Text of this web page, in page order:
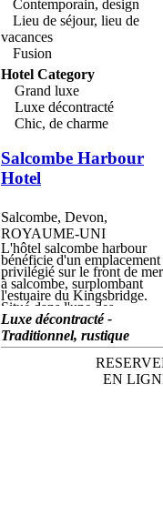
deux rosettes aa, sert de
délicieux menus composés de
plats anglais et européens
modernes, préparés à partir
des meilleurs produits de
saison de la région - bœuf du
sud devon, porc et agneau de
l'ouest du pays, gibier local et
poisson fraîchement pêché
fruits de mer des flottes de
pêche locales. le manoir
sélection d'événements
gastronomiques uniques, y
compris des soirées à thème
ainsi que des soirées fruits de
mer et des tables d'hôtes en
milieu de semaine.
Contemporain, design
Lieu de séjour, lieu de
vacances
Fusion
Hotel Category
Grand luxe
Luxe décontracté
Chic, de charme
Salcombe Harbour
Hotel
Salcombe, Devon,
ROYAUME-UNI
L'hôtel salcombe harbour
bénéficie d'un emplacement
privilégié sur le front de mer
à salcombe, surplombant
l'estuaire du Kingsbridge.
Situé dans l'une des
propriétés les plus
emblématiques de la ville, cet
hôtel de luxe quatre étoiles a
récemment fait l'objet d'une
rénovation de plusieurs
millions de livres. Il propose
Luxe décontracté -
Traditionnel, rustique
EN